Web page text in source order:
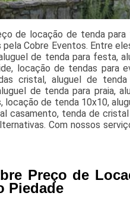
de locação de tenda
Cobre Eventos. Entre
de tenda para festa,
locação de tendas para
cristal, aluguel de
de tenda para praia,
locação de tenda 10x10,
casamento, tenda de
Com nossos
Preço de
Piedade